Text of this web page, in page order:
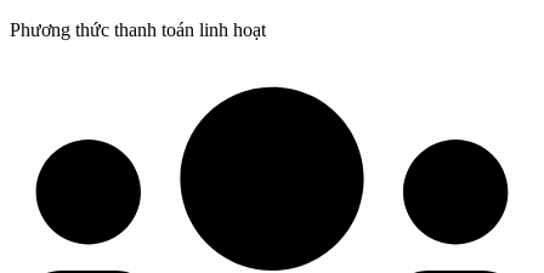
Phương thức thanh toán linh hoạt